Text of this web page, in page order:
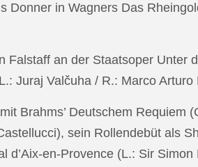
in Wagners Das
an der Staatsoper Unter
Juraj Valčuha / R.: Marco Arturo
Brahms’ Deutschem Requiem
sein Rollendebüt als
en-Provence (L.: Sir